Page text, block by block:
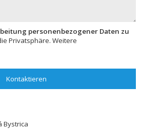
personenbezogener Daten zu
Privatsphäre. Weitere
Kontaktieren
Bystrica